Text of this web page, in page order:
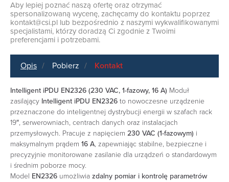
Aby lepiej poznać naszą ofertę oraz otrzymać
spersonalizowaną wycenę, zachęcamy do kontaktu poprzez
kontakt@csi.pl lub bezpośrednio z naszymi wykwalifikowanymi
specjalistami, którzy doradzą Ci zgodnie z Twoimi
preferencjami i potrzebami.
Opis Pobierz Kontakt
Intelligent iPDU EN2326 (230 VAC, 1-fazowy, 16 A) Moduł
zasilający Intelligent iPDU EN2326 to nowoczesne urządzenie
przeznaczone do inteligentnej dystrybucji energii w szafach rack
19″, serwerowniach, centrach danych oraz instalacjach
przemysłowych. Pracuje z napięciem 230 VAC (1-fazowym) i
maksymalnym prądem 16 A, zapewniając stabilne, bezpieczne i
precyzyjnie monitorowane zasilanie dla urządzeń o standardowym
i średnim poborze mocy.
Model EN2326 umożliwia zdalny pomiar i kontrolę parametrów